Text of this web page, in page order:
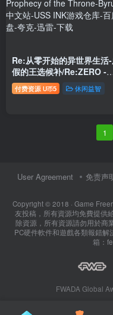
Re:从零开始的异世界生活
假的王选候补/Re:ZERO -
Starting Life in Another
World- The Prophecy of
付费资源 U币5 休闲益智
1
User Agreement 免责声
Copyright © 2018 · Game Freer
友投稿，所有資源均免費提供
除資源，所有資源請勿用於商
PC硬件軟件和遊戲各類報錯
箱：
FWADA Global